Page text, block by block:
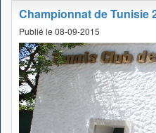
Championnat de Tunisie
Publié le 08-09-2015